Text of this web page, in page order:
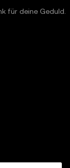
für deine Geduld.